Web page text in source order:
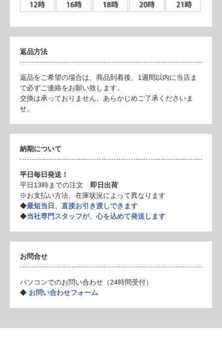
返品方法
返品をご希望の場合は、商品到着後、1週間以内に当店ま
で必ずご連絡をお願い致します。
交換は承っておりません、あらかじめご了承くださいま
せ。
納期について
平日毎日発送！
平日13時までの注文 即日出荷
※お支払い方法、在庫状況によって異なります
◆最短当日、直接お引き渡しできます
◆当社専門スタッフが、心を込めて発送します
お問合せ
パソコンでのお問い合わせ（24時間受付）
◆ お問い合わせフォーム